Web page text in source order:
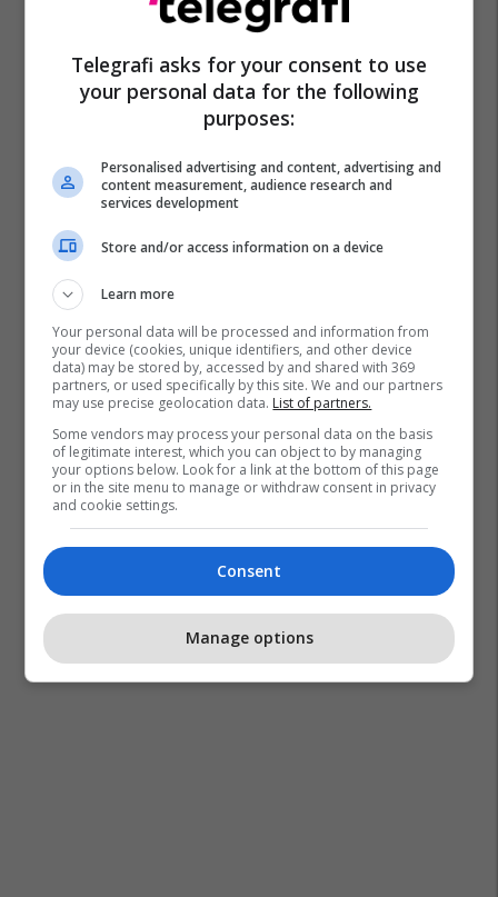
Telegrafi asks for your consent to use
your personal data for the following
purposes:
Personalised advertising and content, advertising and
content measurement, audience research and
services development
Store and/or access information on a device
Learn more
Your personal data will be processed and information from
your device (cookies, unique identifiers, and other device
data) may be stored by, accessed by and shared with 369
partners, or used specifically by this site. We and our partners
may use precise geolocation data. List of partners.
Some vendors may process your personal data on the basis
of legitimate interest, which you can object to by managing
your options below. Look for a link at the bottom of this page
or in the site menu to manage or withdraw consent in privacy
and cookie settings.
Consent
Manage options